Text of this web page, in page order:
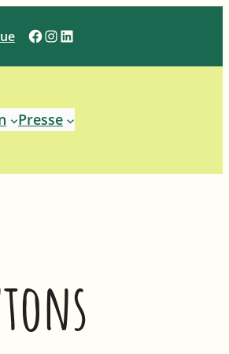
Facebook
Instagram
LinkedIn
Presse